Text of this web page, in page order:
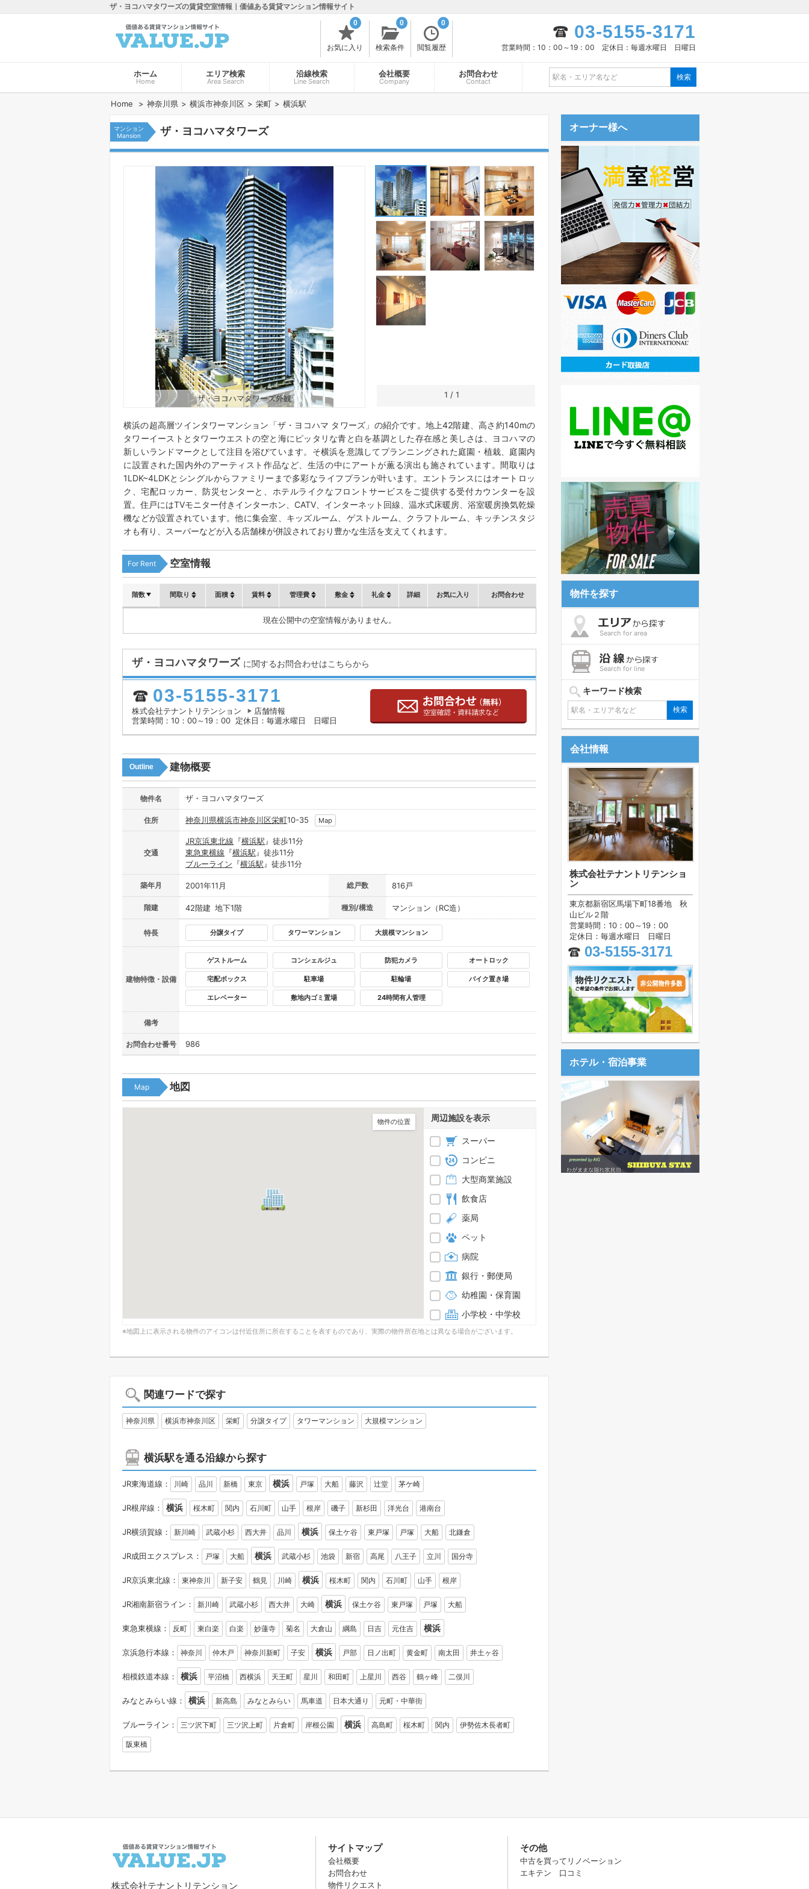
ザ・ヨコハマタワーズの賃貸空室情報｜価値ある賃貸マンション情報サイト
お気に入り
0
検索条件
0
閲覧履歴
0 03-5155-3171
営業時間：10：00～19：00 定休日：毎週水曜日 日曜日
ホーム
Home
エリア検索
Area Search
沿線検索
Line Search
会社概要
Company
お問合わせ
Contact
Home 神奈川県 横浜市神奈川区 栄町 横浜駅
マンション
Mansion
ザ・ヨコハマタワーズ
ザ・ヨコハマタワーズ外観 1 / 1
横浜の超高層ツインタワーマンション「ザ・ヨコハマ タワーズ」の紹介です。地上42階建、高さ約140mの
タワーイーストとタワーウエストの空と海にピッタリな青と白を基調とした存在感と美しさは、ヨコハマの
新しいランドマークとして注目を浴びています。そ横浜を意識してプランニングされた庭園・植栽、庭園内
に設置された国内外のアーティスト作品など、生活の中にアートが薫る演出も施されています。間取りは
1LDK~4LDKとシングルからファミリーまで多彩なライフプランが叶います。エントランスにはオートロッ
ク、宅配ロッカー、防災センターと、ホテルライクなフロントサービスをご提供する受付カウンターを設
置。住戸にはTVモニター付きインターホン、CATV、インターネット回線、温水式床暖房、浴室暖房換気乾燥
機などが設置されています。他に集会室、キッズルーム、ゲストルーム、クラフトルーム、キッチンスタジ
オも有り、スーパーなどが入る店舗棟が併設されており豊かな生活を支えてくれます。
For Rent 空室情報
階数 間取り 面積 賃料 管理費 敷金 礼金 詳細 お気に入り お問合わせ
現在公開中の空室情報がありません。
ザ・ヨコハマタワーズ に関するお問合わせはこちらから
03-5155-3171
株式会社テナントリテンション
店舗情報
営業時間：10：00～19：00 定休日：毎週水曜日 日曜日
Outline 建物概要
物件名 ザ・ヨコハマタワーズ
住所 神奈川県横浜市神奈川区栄町10-35 Map
交通
JR京浜東北線 『横浜駅 』徒歩11分
東急東横線 『横浜駅 』徒歩11分
ブルーライン 『横浜駅 』徒歩11分
築年月 2001年11月 総戸数 816戸
階建 42階建 地下1階 種別/構造 マンション（RC造）
特長 分譲タイプ タワーマンション 大規模マンション
建物特徴・設備
ゲストルーム コンシェルジュ 防犯カメラ オートロック
宅配ボックス 駐車場 駐輪場 バイク置き場
エレベーター 敷地内ゴミ置場 24時間有人管理
備考
お問合わせ番号 986
Map 地図
物件の位置 周辺施設を表示
スーパー
コンビニ
大型商業施設
飲食店
薬局
ペット
病院
銀行・郵便局
幼稚園・保育園
小学校・中学校
※地図上に表示される物件のアイコンは付近住所に所在することを表すものであり、実際の物件所在地とは異なる場合がございます。
関連ワードで探す
神奈川県 横浜市神奈川区 栄町 分譲タイプ タワーマンション 大規模マンション
横浜駅を通る沿線から探す
JR東海道線： 川崎 品川 新橋 東京 横浜 戸塚 大船 藤沢 辻堂 茅ケ崎
JR根岸線： 横浜 桜木町 関内 石川町 山手 根岸 磯子 新杉田 洋光台 港南台
JR横須賀線： 新川崎 武蔵小杉 西大井 品川 横浜 保土ケ谷 東戸塚 戸塚 大船 北鎌倉
JR成田エクスプレス： 戸塚 大船 横浜 武蔵小杉 池袋 新宿 高尾 八王子 立川 国分寺
JR京浜東北線： 東神奈川 新子安 鶴見 川崎 横浜 桜木町 関内 石川町 山手 根岸
JR湘南新宿ライン： 新川崎 武蔵小杉 西大井 大崎 横浜 保土ケ谷 東戸塚 戸塚 大船
東急東横線： 反町 東白楽 白楽 妙蓮寺 菊名 大倉山 綱島 日吉 元住吉 横浜
京浜急行本線： 神奈川 仲木戸 神奈川新町 子安 横浜 戸部 日ノ出町 黄金町 南太田 井土ヶ谷
相模鉄道本線： 横浜 平沼橋 西横浜 天王町 星川 和田町 上星川 西谷 鶴ヶ峰 二俣川
みなとみらい線： 横浜 新高島 みなとみらい 馬車道 日本大通り 元町・中華街
ブルーライン： 三ツ沢下町 三ツ沢上町 片倉町 岸根公園 横浜 高島町 桜木町 関内 伊勢佐木長者町
阪東橋
オーナー様へ
物件を探す
Search for area
Search for line
キーワード検索
会社情報
株式会社テナントリテンショ
ン
東京都新宿区馬場下町18番地 秋
山ビル２階
営業時間：10：00～19：00
定休日：毎週水曜日 日曜日
03-5155-3171
ホテル・宿泊事業
株式会社テナントリテンション
サイトマップ
会社概要
お問合わせ
物件リクエスト
その他
中古を買ってリノベーション
エキテン 口コミ